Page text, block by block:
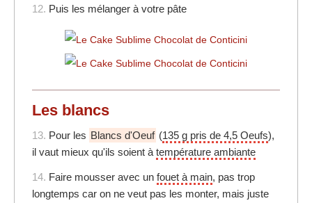
12. Puis les mélanger à votre pâte
Les blancs
13. Pour les Blancs d'Oeuf (135 g pris de 4,5 Oeufs),
il vaut mieux qu'ils soient à température ambiante
14. Faire mousser avec un fouet à main, pas trop
longtemps car on ne veut pas les monter, mais juste